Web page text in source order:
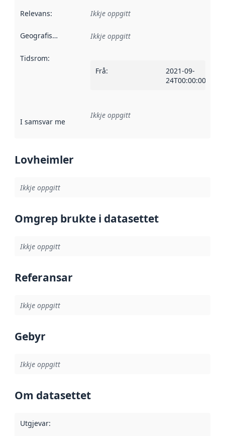
Relevans: Ikkje oppgitt
Geografisk område Ikkje oppgitt
Tidsrom:
Frå:
2021-09-
24T00:00:00Z
I samsvar med Referanse til ei implementeringsregel eller
Ikkje oppgitt
Lovheimler
Ikkje oppgitt
Omgrep brukte i datasettet
Ikkje oppgitt
Referansar
Ikkje oppgitt
Gebyr
Ikkje oppgitt
Om datasettet
Utgjevar: